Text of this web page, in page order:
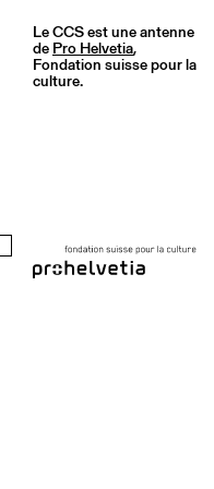
Le CCS est une antenne
de Pro Helvetia,
Fondation suisse pour la
culture.